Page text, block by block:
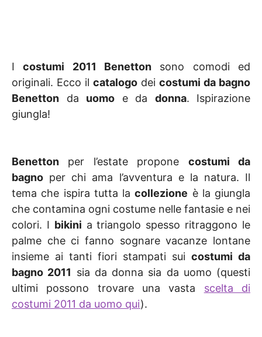
Icostumi 2011 Benetton sono comodi ed
originali. Ecco il catalogo dei costumi da bagno
Benetton da uomo e da donna. Ispirazione
giungla!
Benetton per l’estate propone costumi da
bagno per chi ama l’avventura e la natura. Il
tema che ispira tutta lacollezione è la giungla
che contamina ogni costume nelle fantasie e nei
colori. I bikini a triangolo spesso ritraggono le
palme che ci fanno sognare vacanze lontane
insieme ai tanti fiori stampati sui costumi da
bagno 2011 sia da donna sia da uomo (questi
ultimi possono trovare una vasta scelta di
costumi 2011 da uomo qui).